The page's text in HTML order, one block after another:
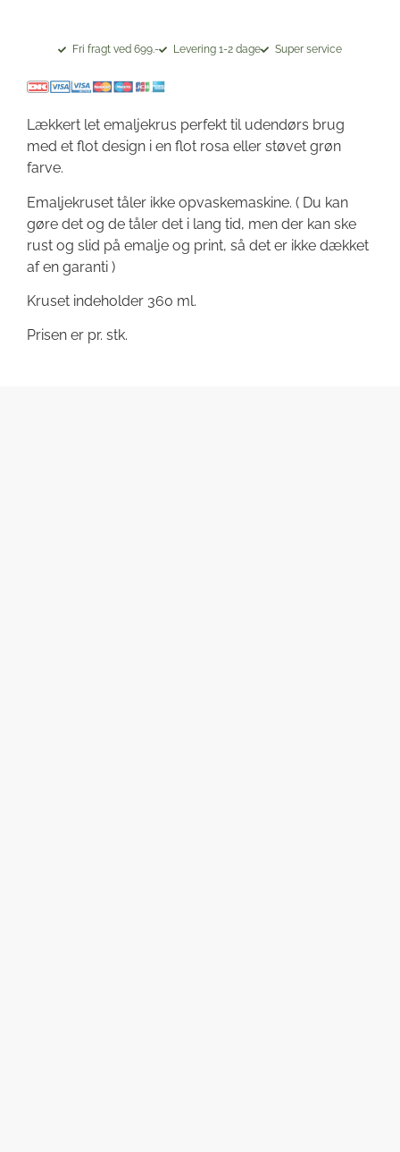
Fri fragt ved 699.- Levering 1-2 dage Super service
Lækkert let emaljekrus perfekt til udendørs brug
med et flot design i en flot rosa eller støvet grøn
farve.
Emaljekruset tåler ikke opvaskemaskine. ( Du kan
gøre det og de tåler det i lang tid, men der kan ske
rust og slid på emalje og print, så det er ikke dækket
af en garanti )
Kruset indeholder 360 ml.
Prisen er pr. stk.